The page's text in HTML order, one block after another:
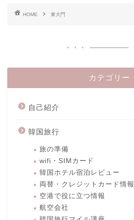
HOME 東大門
カテゴリー
自己紹介
韓国旅行
旅の準備
wifi・SIMカード
韓国ホテル宿泊レビュー
両替・クレジットカード情報
空港で役に立つ情報
航空会社